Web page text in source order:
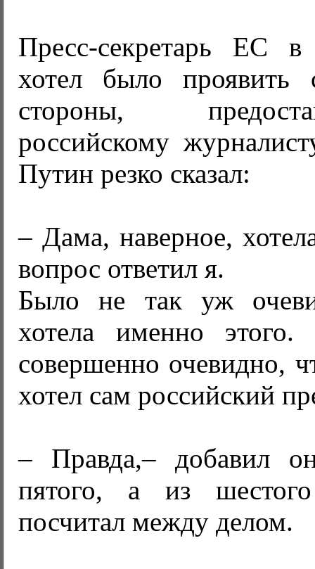
Пресс-секретарь ЕС в
хотел было проявить
стороны,
российскому
Путин резко сказал:
– Дама, наверное,
вопрос ответил я.
Было не так уж
хотела именно
совершенно очевидно,
хотел сам российский
– Правда,– добавил
пятого, а из
посчитал между делом.